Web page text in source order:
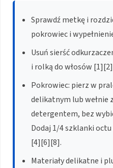
Sprawdź metkę i
pokrowiec i
Usuń sierść
i rolką do włosów
Pokrowiec: pierz w
delikatnym lub wełnie
detergentem, bez
Dodaj 1/4 szklanki
[4][6][8].
Materiały delikatne i